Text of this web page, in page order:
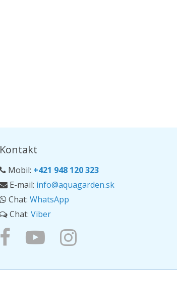
Kontakt
Mobil: +421 948 120 323
E-mail: info@aquagarden.sk
Chat: WhatsApp
Chat: Viber